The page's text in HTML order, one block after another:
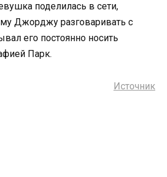
поделилась в сети,
Джорджу разговаривать с
его постоянно носить
Парк.
Источник